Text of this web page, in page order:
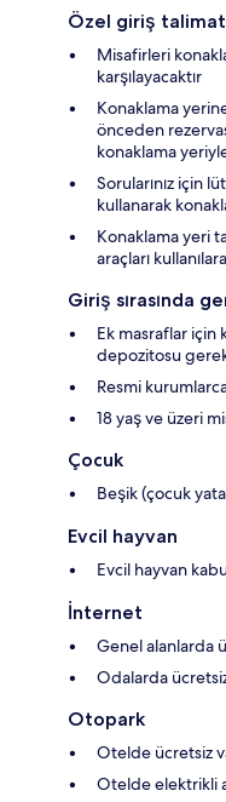
Özel giriş
Misafirleri
karşılayacaktır
Konaklama
önceden
konaklama
Sorularınız için
kullanarak
Konaklama yeri
araçları
Giriş sırasında
Ek masraflar için
depozitosu
Resmi
18 yaş ve üzeri
Çocuk
Beşik (çocuk
Evcil hayvan
Evcil hayvan
İnternet
Genel alanlarda
Odalarda
Otopark
Otelde ücretsiz
Otelde elektrikli